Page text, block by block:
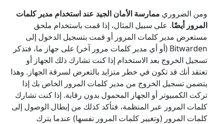
ومن الضروري ممارسة الأمان الجيد عند استخدام مدير كلمات
المرور أيضًا. على سبيل المثال، إذا قمت باستخدام ملحق
مستعرض مدير كلمات المرور أو قمت بتسجيل الدخول إلى
Bitwarden (أو أي مدير كلمات مرور آخر) على جهاز ما، فتذكر
تسجيل الخروج بعد الاستخدام إذا كنت تشارك ذلك الجهاز أو
تعتقد أنك قد تكون في خطر متزايد بالتعرض لسرقة الجهاز. وهذا
يتضمن تسجيل الخروج من مدير كلمات المرور الخاص بك إذا
تركت الكمبيوتر أو الجهاز المحمول بدون رقابة. إذا كنت تشارك
كلمات المرور عبر المنظمة، فتأكد كذلك من إبطال الوصول إلى
كلمات المرور (وتغيير كلمات المرور نفسها) عندما يترك